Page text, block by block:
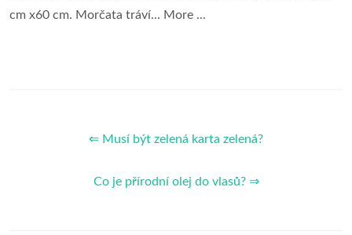
cm x60 cm. Morčata tráví... More ...
⇐ Musí být zelená karta zelená?
Co je přírodní olej do vlasů? ⇒